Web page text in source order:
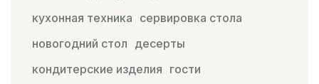
кухонная техника сервировка стола
новогодний стол десерты
кондитерские изделия гости